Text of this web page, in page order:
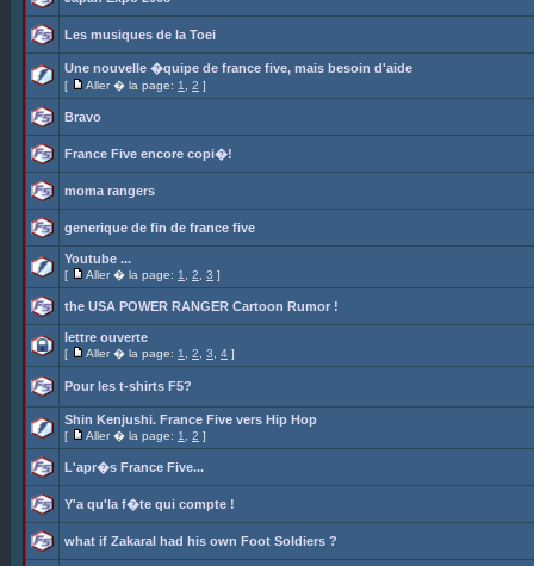
Les musiques de la Toei
Une nouvelle �quipe de france five, mais besoin d'aide
[ Aller � la page: 1 2 ]
Bravo
France Five encore copi�!
moma rangers
generique de fin de france five
Youtube ...
[ Aller � la page: 1 2 3 ]
the USA POWER RANGER Cartoon Rumor !
lettre ouverte
[ Aller � la page: 1 2 3 4 ]
Pour les t-shirts F5?
Shin Kenjushi. France Five vers Hip Hop
[ Aller � la page: 1 2 ]
L'apr�s France Five...
Y'a qu'la f�te qui compte !
what if Zakaral had his own Foot Soldiers ?